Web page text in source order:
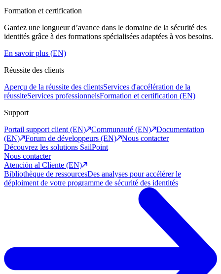
Formation et certification
Gardez une longueur d’avance dans le domaine de la sécurité des
identités grâce à des formations spécialisées adaptées à vos besoins.
En savoir plus (EN)
Réussite des clients
Aperçu de la réussite des clientsServices d'accélération de la
réussiteServices professionnelsFormation et certification (EN)
Support
Portail support client (EN)
Communauté (EN)
Documentation
(EN)
Forum de développeurs (EN)
Nous contacter
Découvrez les solutions SailPoint
Nous contacter
Atención al Cliente (EN)
Bibliothèque de ressourcesDes analyses pour accélérer le
déploiment de votre programme de sécurité des identités